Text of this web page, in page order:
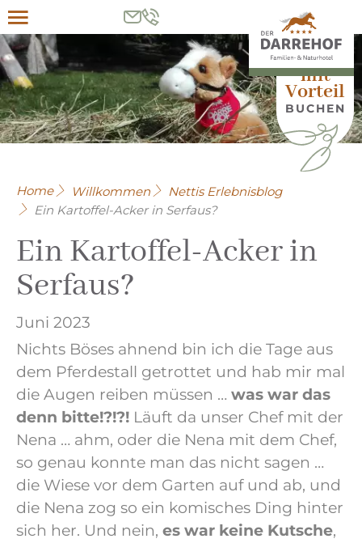
HIER
mit
Vorteil
BUCHEN
Home Willkommen
Nettis Erlebnisblog
Ein Kartoffel-Acker in Serfaus?
Ein Kartoffel-Acker in
Serfaus?
Juni 2023
Nichts Böses ahnend bin ich die Tage aus
dem Pferdestall getrottet und hab mir mal
die Augen reiben müssen … was war das
denn bitte!?!?! Läuft da unser Chef mit der
Nena … ahm, oder die Nena mit dem Chef,
so genau konnte man das nicht sagen …
die Wiese vor dem Garten auf und ab, und
die Nena zog so ein komisches Ding hinter
sich her. Und nein, es war keine Kutsche,